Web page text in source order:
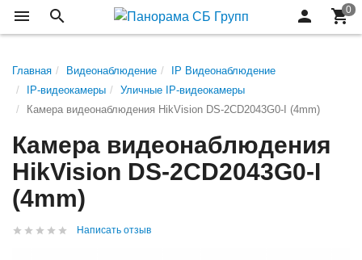
Главная Видеонаблюдение
IP Видеонаблюдение
IP-видеокамеры
Уличные IP-видеокамеры
Камера видеонаблюдения HikVision DS-2CD2043G0-I (4mm)
Камера видеонаблюдения
HikVision DS-2CD2043G0-I
(4mm)
Написать отзыв